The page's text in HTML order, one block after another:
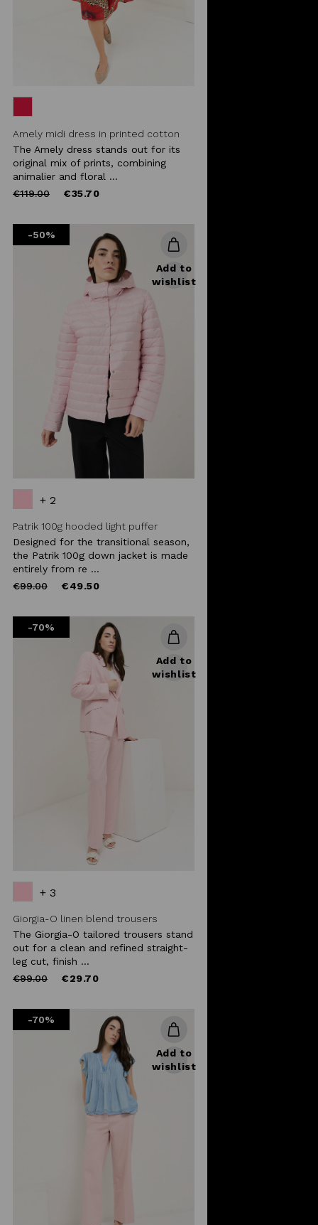
Amely midi dress in printed cotton
The Amely dress stands out for its
original mix of prints, combining
animalier and floral ...
Price
€119.00to €35.70
-50%
Add to
wishlist
+ 2
Patrik 100g hooded light puffer
Designed for the transitional season,
the Patrik 100g down jacket is made
entirely from re ...
Price
€99.00to €49.50
-70%
Add to
wishlist
+ 3
Giorgia-O linen blend trousers
The Giorgia-O tailored trousers stand
out for a clean and refined straight-
leg cut, finish ...
Price
€99.00to €29.70
-70%
Add to
wishlist